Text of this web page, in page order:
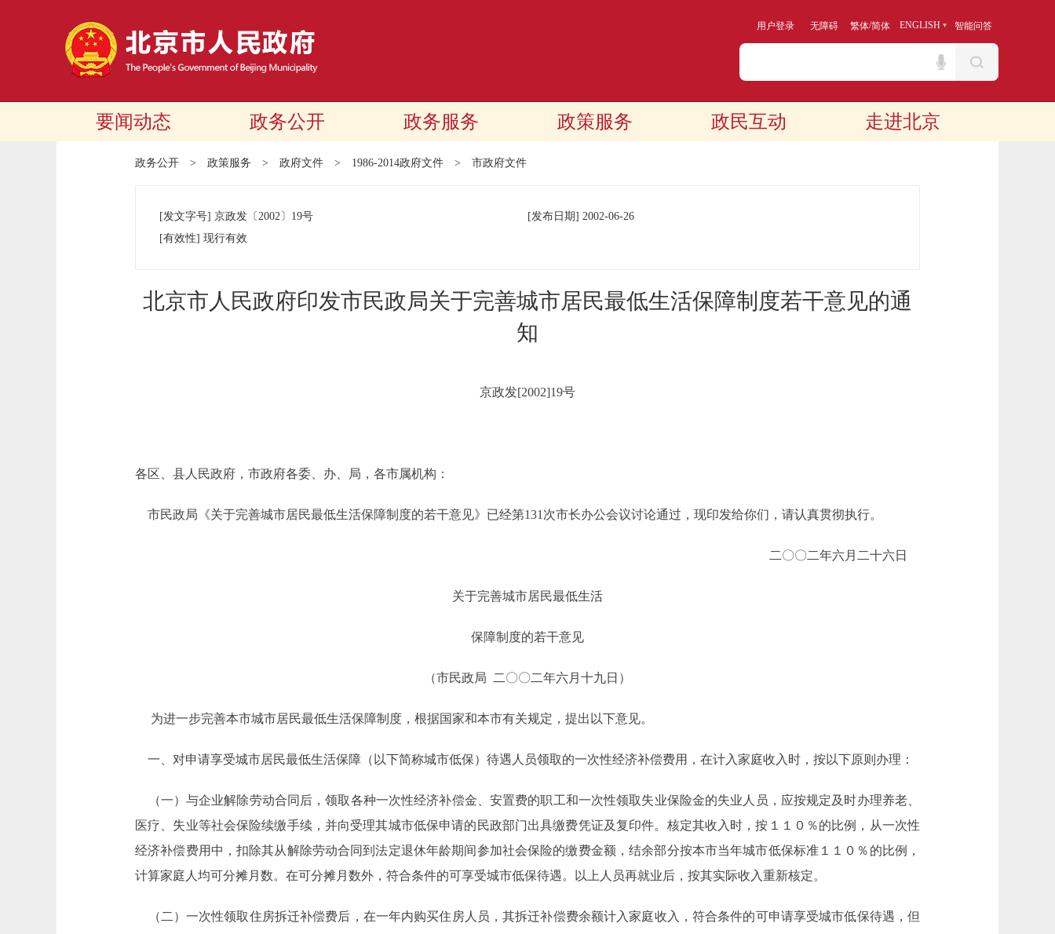
用户登录 无障碍 繁体/简体 ENGLISH 智能问答
要闻动态 政务公开 政务服务 政策服务 政民互动 走进北京
政务公开 > 政策服务 > 政府文件 > 1986-2014政府文件 > 市政府文件
[发文字号] 京政发 〔2002〕 19号 [发布日期] 2002-06-26
[有效性] 现行有效
北京市人民政府印发市民政局关于完善城市居民最低生活保障制度若干意见的通
知
京政发[2002]19号
各区、县人民政府，市政府各委、办、局，各市属机构：
市民政局《关于完善城市居民最低生活保障制度的若干意见》已经第131次市长办公会议讨论通过，现印发给你们，请认真贯彻执行。
二〇〇二年六月二十六日
关于完善城市居民最低生活
保障制度的若干意见
（市民政局 二〇〇二年六月十九日）
为进一步完善本市城市居民最低生活保障制度，根据国家和本市有关规定，提出以下意见。
一、对申请享受城市居民最低生活保障（以下简称城市低保）待遇人员领取的一次性经济补偿费用，在计入家庭收入时，按以下原则办理：
（一）与企业解除劳动合同后，领取各种一次性经济补偿金、安置费的职工和一次性领取失业保险金的失业人员，应按规定及时办理养老、
医疗、失业等社会保险续缴手续，并向受理其城市低保申请的民政部门出具缴费凭证及复印件。核定其收入时，按１１０％的比例，从一次性
经济补偿费用中，扣除其从解除劳动合同到法定退休年龄期间参加社会保险的缴费金额，结余部分按本市当年城市低保标准１１０％的比例，
计算家庭人均可分摊月数。在可分摊月数外，符合条件的可享受城市低保待遇。以上人员再就业后，按其实际收入重新核定。
（二）一次性领取住房拆迁补偿费后，在一年内购买住房人员，其拆迁补偿费余额计入家庭收入，符合条件的可申请享受城市低保待遇，但